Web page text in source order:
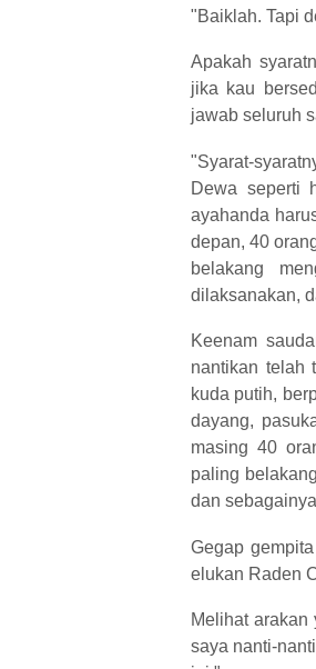
"Baiklah. Tapi
Apakah
jika kau
jawab seluruh
"Syarat-
Dewa seperti
ayahanda
depan, 40
belakang
dilaksanakan,
Keenam
nantikan telah
kuda putih,
dayang,
masing 40
paling
dan
Gegap
elukan Raden
Melihat
saya nanti-